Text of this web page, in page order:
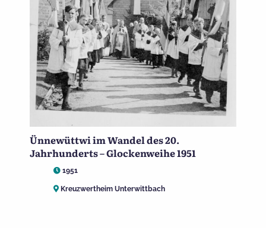
Ünnewüttwi im Wandel des 20.
Jahrhunderts – Glockenweihe 1951
1951
Kreuzwertheim Unterwittbach